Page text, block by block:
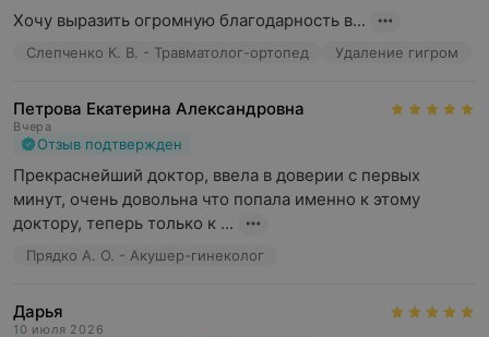
избежать ожидания в очереди, подобрав подходящее
время для консультации у доктора, а также пройти все
необходимые диагностические исследования и
Уютная обстановка и обходительный персонал делают
пребывание пациентов в центре комфортным, снижая
уровень стресса от посещения врача и
диагностического обследования.
Хочу выразить огромную благодарность в...
Слепченко К. В. - Травматолог-ортопед Удаление гигром
Петрова Екатерина Александровна
Вчера
Отзыв подтвержден
Прекраснейший доктор, ввела в доверии с первых
минут, очень довольна что попала именно к этому
доктору, теперь только к ...
Прядко А. О. - Акушер-гинеколог
Дарья
10 июля 2026